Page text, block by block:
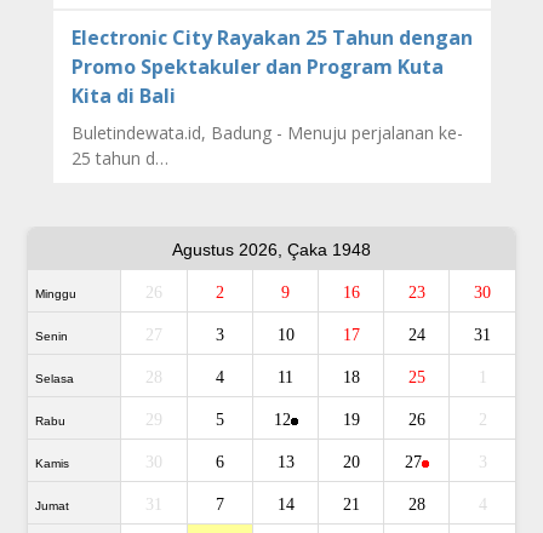
Electronic City Rayakan 25 Tahun dengan
Promo Spektakuler dan Program Kuta
Kita di Bali
Buletindewata.id, Badung - Menuju perjalanan ke-
25 tahun d…
Agustus 2026, Çaka 1948
Minggu 26 2 9 16 23 30
Senin 27 3 10 17 24 31
Selasa 28 4 11 18 25
Rabu 29 5 12 19 26 2
Kamis 30 6 13 20 27 3
Jumat 31 7 14 21 28 4